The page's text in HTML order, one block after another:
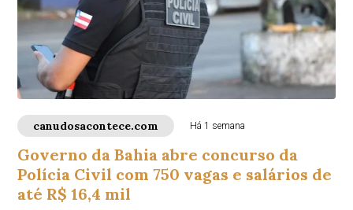
canudosacontece.com Há 1 semana
Governo da Bahia abre concurso da
Polícia Civil com 750 vagas e salários de
até R$ 16,4 mil